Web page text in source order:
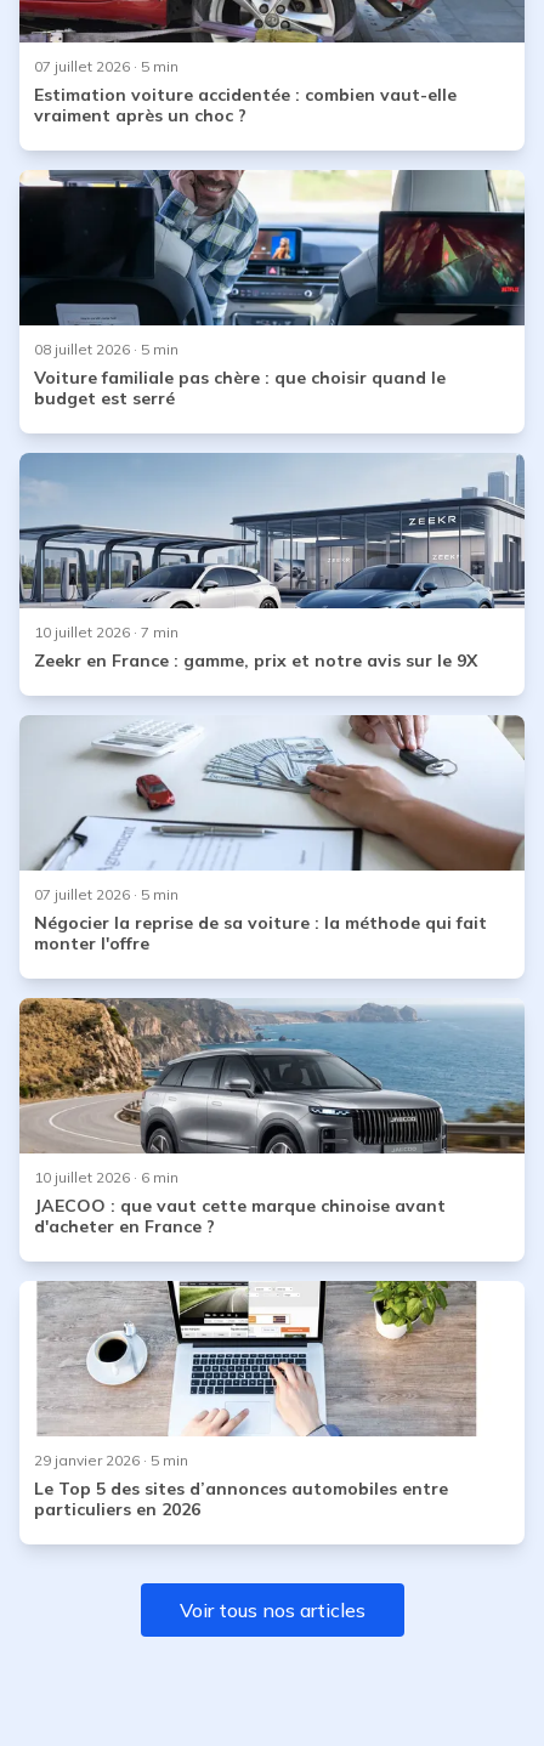
07 juillet 2026 · 5 min
Estimation voiture accidentée : combien vaut-elle
vraiment après un choc ?
08 juillet 2026 · 5 min
Voiture familiale pas chère : que choisir quand le
budget est serré
10 juillet 2026 · 7 min
Zeekr en France : gamme, prix et notre avis sur le 9X
07 juillet 2026 · 5 min
Négocier la reprise de sa voiture : la méthode qui fait
monter l'offre
10 juillet 2026 · 6 min
JAECOO : que vaut cette marque chinoise avant
d'acheter en France ?
29 janvier 2026 · 5 min
Le Top 5 des sites d’annonces automobiles entre
particuliers en 2026
Voir tous nos articles